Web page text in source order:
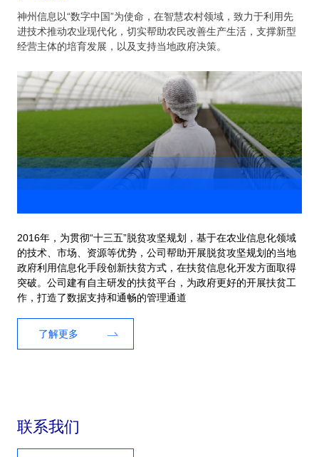
神州信息以“数字中国”为使命，在智慧农村领域，致力于利用先
进技术推动农业现代化，切实帮助农民改善生产生活，支撑新型
经营主体的培育发展，以及支持当地政府决策。
2016年，为贯彻“十三五”脱贫攻坚规划，基于在农业信息化领域
的技术、市场、资源等优势，公司帮助开展脱贫攻坚规划的当地
政府利用信息化手段创新扶贫方式，在扶贫信息化开发方面取得
突破。公司建有自主研发的扶贫平台，为政府更好的开展扶贫工
作，打造了数据支持和通畅的管理通道
了解更多
联系我们